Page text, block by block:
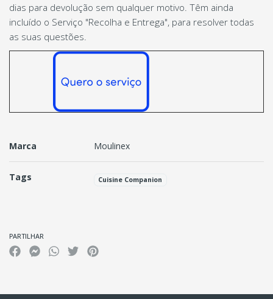
dias para devolução sem qualquer motivo. Têm ainda
incluído o Serviço "Recolha e Entrega", para resolver todas
as suas questões.
Marca Moulinex
Tags Cuisine Companion
PARTILHAR